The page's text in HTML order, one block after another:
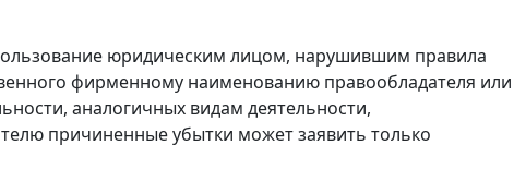
юридическим лицом, нарушившим правила
фирменному наименованию правообладателя или
аналогичных видам деятельности,
причиненные убытки может заявить только